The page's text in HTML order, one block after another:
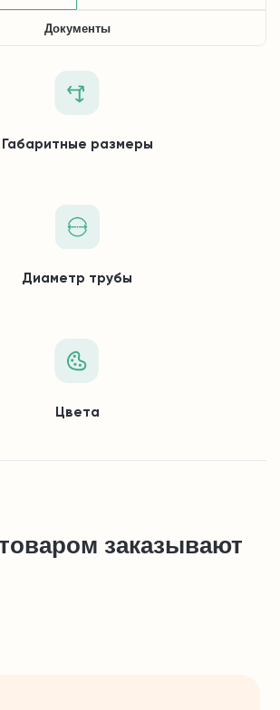
Документы
Габаритные размеры
Диаметр трубы
Цвета
заказывают